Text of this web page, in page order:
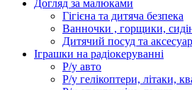
Догляд за малюками
Гігієна та дитяча безпека
Ванночки , горщики,
Дитячий посуд та
Іграшки на радіокеруванні
Р/у авто
Р/у гелікоптери, літаки,